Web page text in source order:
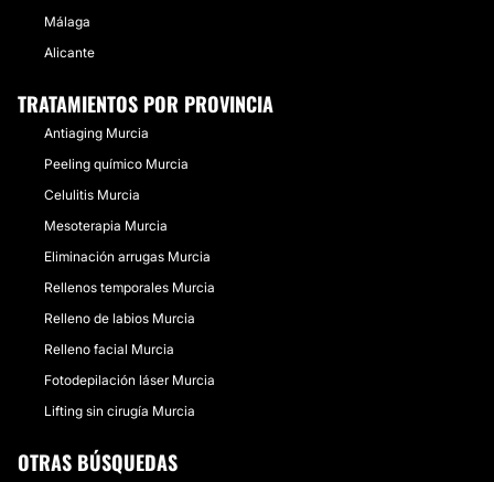
Málaga
Alicante
TRATAMIENTOS POR PROVINCIA
Antiaging Murcia
Peeling químico Murcia
Celulitis Murcia
Mesoterapia Murcia
Eliminación arrugas Murcia
Rellenos temporales Murcia
Relleno de labios Murcia
Relleno facial Murcia
Fotodepilación láser Murcia
Lifting sin cirugía Murcia
OTRAS BÚSQUEDAS